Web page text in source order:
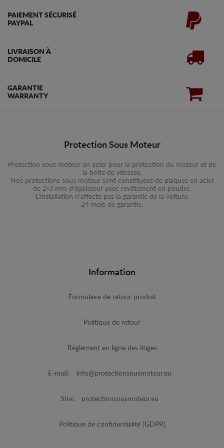
PAIEMENT SÉCURISÉ
PAYPAL
LIVRAISON À
DOMICILE
GARANTIE
WARRANTY
Protection Sous Moteur
Protection sous moteur en acier pour la protection du moteur et de
la boîte de vitesses.
Nos protections sous moteur sont constituées de plaques en acier
de 2-3 mm d'épaisseur avec revêtement en poudre.
L'installation n'affecte pas la garantie de la voiture.
24 mois de garantie.
Information
Formulaire de retour produit
Politique de retour
Règlement en ligne des litiges
E-mail: info@protectionsousmoteur.eu
Site: protectionsousmoteur.eu
Politique de confidentialité (GDPR)